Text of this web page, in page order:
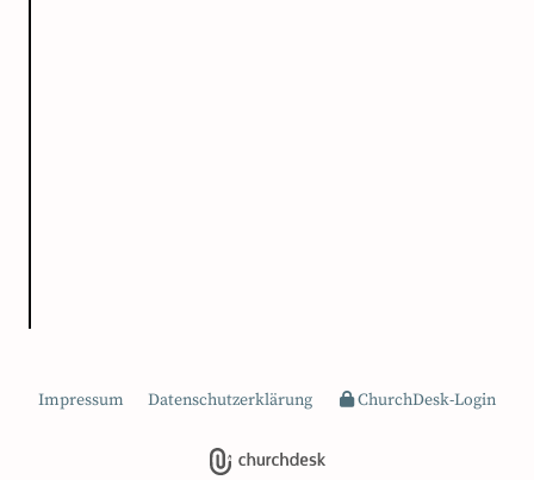
Impressum Datenschutzerklärung ChurchDesk-Login